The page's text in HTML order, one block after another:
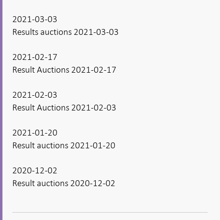
2021-03-03
Results auctions 2021-03-03
2021-02-17
Result Auctions 2021-02-17
2021-02-03
Result Auctions 2021-02-03
2021-01-20
Result auctions 2021-01-20
2020-12-02
Result auctions 2020-12-02